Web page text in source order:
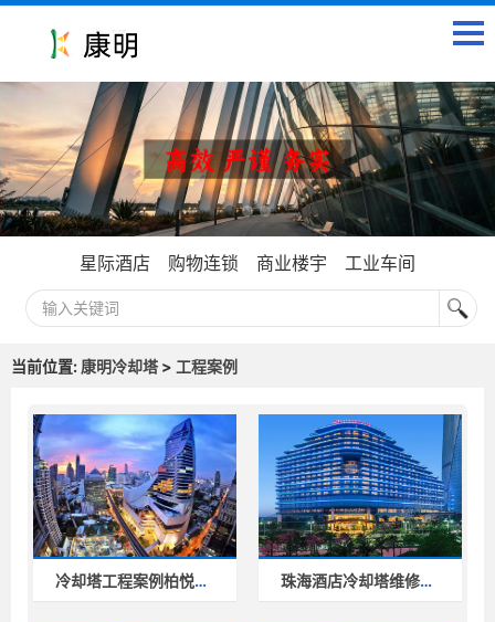
星际酒店 购物连锁 商业楼宇 工业车间
当前位置: 康明冷却塔> 工程案例
冷却塔工程案例柏悦酒店 珠海酒店冷却塔维修工程